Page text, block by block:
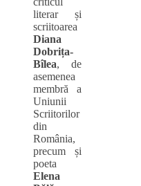
literar și
scriitoarea
Diana
Dobrița-
Bîlea, de
asemenea
membră a
Uniunii
Scriitorilor
din
România,
precum și
poeta
Elena